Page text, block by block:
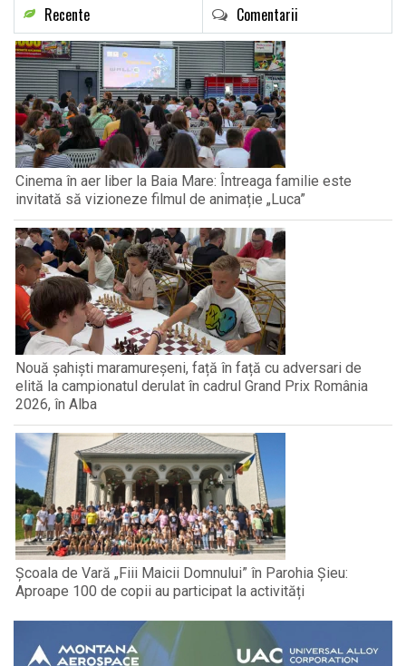
Recente Comentarii
Cinema în aer liber la Baia Mare: Întreaga familie este
invitată să vizioneze filmul de animație „Luca”
Nouă șahiști maramureșeni, față în față cu adversari de
elită la campionatul derulat în cadrul Grand Prix România
2026, în Alba
Școala de Vară „Fiii Maicii Domnului” în Parohia Șieu:
Aproape 100 de copii au participat la activități